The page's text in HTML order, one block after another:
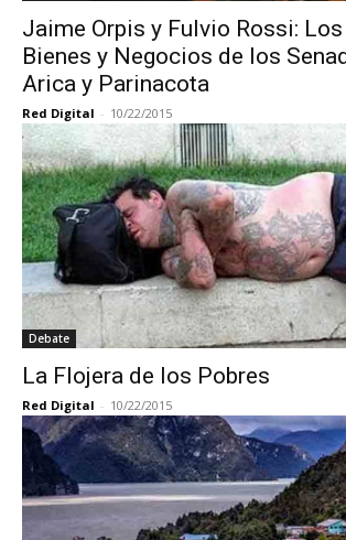
Jaime Orpis y Fulvio Rossi:
Bienes y Negocios de los
Arica y Parinacota
Red Digital - 10/22/2015
Debate
La Flojera de los Pobres
Red Digital - 10/22/2015